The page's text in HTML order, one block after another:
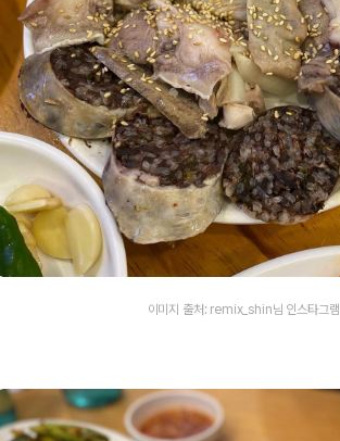
이미지 출처: remix_shin님 인스타그램